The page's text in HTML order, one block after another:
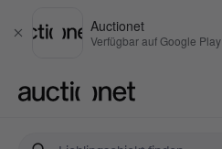
Schließen
Auctionet
Verfügbar auf Google Play